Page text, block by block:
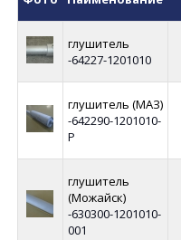
глушитель
-64227-1201010
глушитель (МАЗ)
-642290-1201010-
Р
глушитель
(Можайск)
-630300-1201010-
001